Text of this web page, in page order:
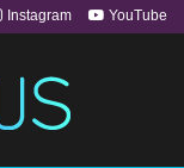
Instagram YouTube